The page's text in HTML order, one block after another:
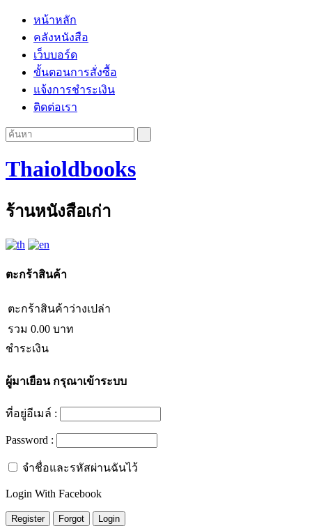
หน้าหลัก
คลังหนังสือ
เว็บบอร์ด
ขั้นตอนการสั่งซื้อ
แจ้งการชำระเงิน
ติดต่อเรา
Thaioldbooks
ร้านหนังสือเก่า
ตะกร้าสินค้า
ตะกร้าสินค้าว่างเปล่า
รวม 0.00 บาท
ชำระเงิน
ผู้มาเยือนกรุณาเข้าระบบ
ที่อยู่อีเมล์ :
Password :
จำชื่อและรหัสผ่านฉันไว้
Login With Facebook